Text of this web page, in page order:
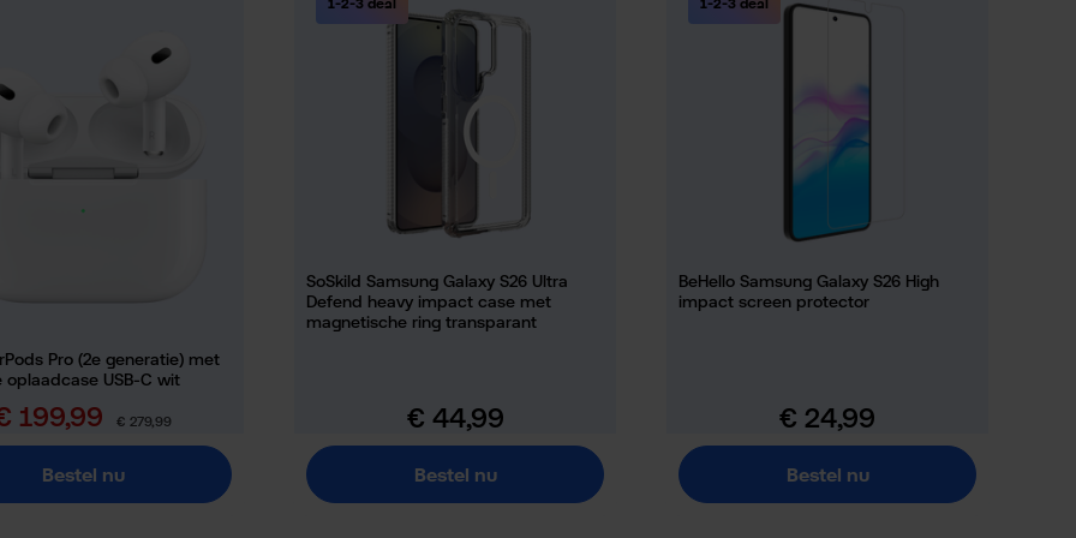
Pro (2e generatie) met
oplaadcase USB-C wit
199,99 Normale prijs:
€ 279,99
Bestel nu
1-2-3 deal
SoSkild Samsung Galaxy S26 Ultra
Defend heavy impact case met
magnetische ring transparant
Normale prijs:
€ 44,99
Bestel nu
1-2-3 deal
BeHello Samsung Galaxy S26 High
impact screen protector
Normale prijs:
€ 24,99
Bestel nu